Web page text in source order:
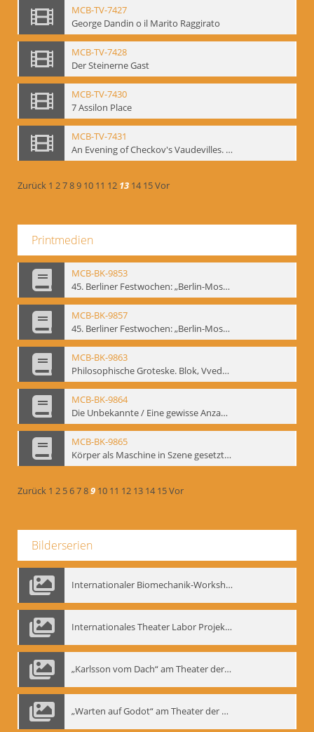
MCB-TV-7427
George Dandin o il Marito Raggirato
MCB-TV-7428
Der Steinerne Gast
MCB-TV-7430
7 Assilon Place
MCB-TV-7431
An Evening of Checkov's Vaudevilles. The Evils of Tobacco, The Bear, The Marriage Proposal
Zurück 1 2789 10 11 12 13 14 15Vor
Printmedien
MCB-BK-9853
45. Berliner Festwochen: „Berlin-Moskau. Moskau-Berlin 1900-1950“, Berlin 1995 - interne Signatur: BM-prt-59-1
MCB-BK-9857
45. Berliner Festwochen: „Berlin-Moskau. Moskau-Berlin 1900-1950“, Berlin 1995 - interne Signatur: BM-prt-59-5
MCB-BK-9863
Philosophische Groteske. Blok, Vvedenskij und Meyerhold im bat Studiotheater - interne Signatur: BM-prt-60
MCB-BK-9864
Die Unbekannte / Eine gewisse Anzahl Gespräche - interne Signatur: BM-prt-61
MCB-BK-9865
Körper als Maschine in Szene gesetzt. „bat“-Studiotheater mit Neuinszenierungen - interne Signatur: BM-prt-62
Zurück 1 2 56789 10 11 12 13 14 15Vor
Bilderserien
Internationaler Biomechanik-Workshop, Moskau 1993
Internationales Theater Labor Projekt: Play Don Juan
„Karlsson vom Dach“ am Theater der Satire, Moskau 1985
„Warten auf Godot“ am Theater der Saire, Moskau 1980er